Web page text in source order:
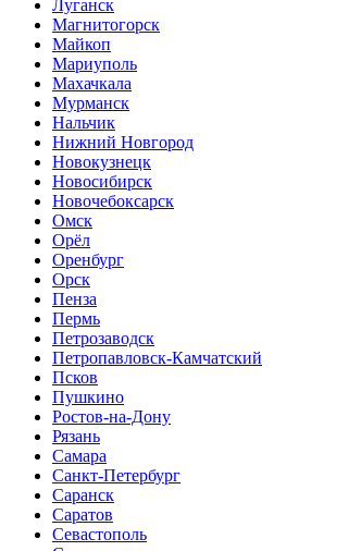
Луганск
Магнитогорск
Майкоп
Мариуполь
Махачкала
Мурманск
Нальчик
Нижний Новгород
Новокузнецк
Новосибирск
Новочебоксарск
Омск
Орёл
Оренбург
Орск
Пенза
Пермь
Петрозаводск
Петропавловск-Камчатский
Псков
Пушкино
Ростов-на-Дону
Рязань
Самара
Санкт-Петербург
Саранск
Саратов
Севастополь